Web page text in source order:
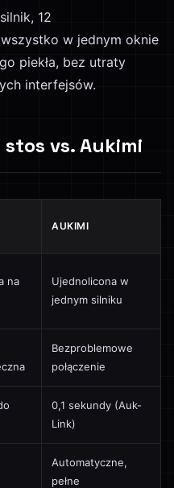
12
w jednym oknie
piekła, bez utraty
interfejsów.
vs. Aukimi
AUKIMI
na
Ujednolicona w
jednym silniku
Bezproblemowe
połączenie
0,1 sekundy (Auk-
Link)
Automatyczne,
pełne